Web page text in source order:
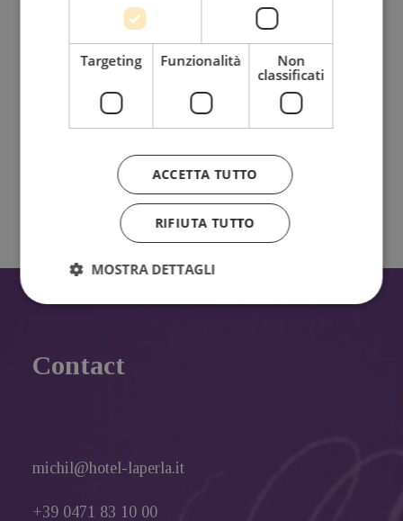
dati personali.
Contact
michil@hotel-laperla.it
+39 0471 83 10 00
Targeting Funzionalità
Non
classificati
ACCETTA TUTTO
RIFIUTA TUTTO
MOSTRA DETTAGLI